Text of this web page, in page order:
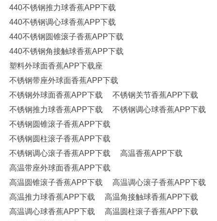
440不锈钢推力球香蕉APP下载
440不锈钢调心球香蕉APP下载
440不锈钢圆锥滚子香蕉APP下载
440不锈钢角接触球香蕉APP下载
塑料外球面香蕉APP下载座
不锈钢带座外球面香蕉APP下载
不锈钢外球面香蕉APP下载
不锈钢关节香蕉APP下载
不锈钢推力球香蕉APP下载
不锈钢调心球香蕉APP下载
不锈钢圆锥滚子香蕉APP下载
不锈钢圆柱滚子香蕉APP下载
不锈钢调心滚子香蕉APP下载
高温香蕉APP下载
高温带座外球面香蕉APP下载
高温圆锥滚子香蕉APP下载
高温调心滚子香蕉APP下载
高温推力球香蕉APP下载
高温角接触球香蕉APP下载
高温调心球香蕉APP下载
高温圆柱滚子香蕉APP下载